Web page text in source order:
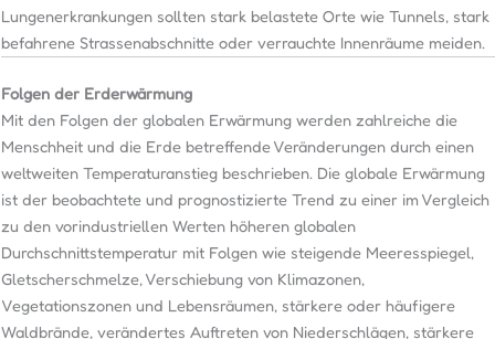
Lungenerkrankungen sollten stark belastete Orte wie Tunnels, stark
befahrene Strassenabschnitte oder verrauchte Innenräume meiden.
Folgen der Erderwärmung
Mit den Folgen der globalen Erwärmung werden zahlreiche die
Menschheit und die Erde betreffende Veränderungen durch einen
weltweiten Temperaturanstieg beschrieben. Die globale Erwärmung
ist der beobachtete und prognostizierte Trend zu einer im Vergleich
zu den vorindustriellen Werten höheren globalen
Durchschnittstemperatur mit Folgen wie steigende Meeresspiegel,
Gletscherschmelze, Verschiebung von Klimazonen,
Vegetationszonen und Lebensräumen, stärkere oder häufigere
Waldbrände, verändertes Auftreten von Niederschlägen, stärkere